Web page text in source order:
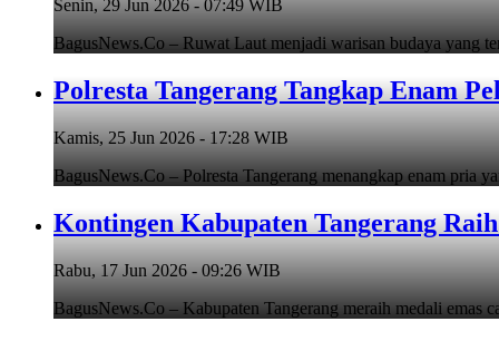
Senin, 29 Jun 2026 - 07:49 WIB
BagusNews.Co – Ruwat Laut menjadi warisan budaya yang
Polresta Tangerang Tangkap Enam
Kamis, 25 Jun 2026 - 17:28 WIB
BagusNews.Co – Polresta Tangerang menangkap enam pria
Kontingen Kabupaten Tangerang
Rabu, 17 Jun 2026 - 09:26 WIB
BagusNews.Co – Kabupaten Tangerang meraih medali